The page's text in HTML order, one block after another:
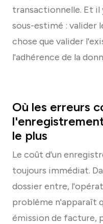
transactionnelle. Et il
sous-estimé : valider
chose que valider
l'adhérence de la
Où les erreurs
le plus
Le coût d'un
toujours immédiat.
dossier entre,
problème n'apparaît
émission de facture,